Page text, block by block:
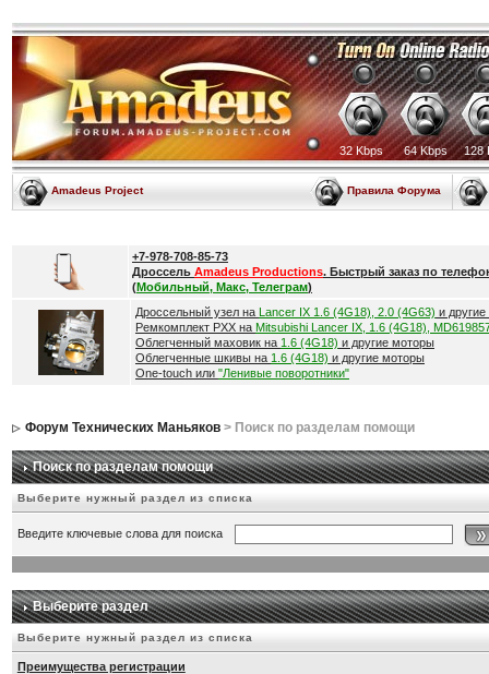
32 Kbps 64 Kbps 128
Amadeus Project Правила Форума
+7-978-708-85-73
Дроссель Amadeus Productions. Быстрый заказ по
(Мобильный, Макс, Телеграм)
Дроссельный узел на Lancer IX 1.6 (4G18), 2.0 (4G63) и
Ремкомплект РХХ на Mitsubishi Lancer IX, 1.6 (4G18),
Облегченный маховик на 1.6 (4G18) и другие моторы
Облегченные шкивы на 1.6 (4G18) и другие моторы
One-touch или "Ленивые поворотники"
Форум Технических Маньяков> Поиск по разделам помощи
Поиск по разделам помощи
Выберите нужный раздел из списка
Введите ключевые слова для поиска
Выберите раздел
Выберите нужный раздел из списка
Преимущества регистрации